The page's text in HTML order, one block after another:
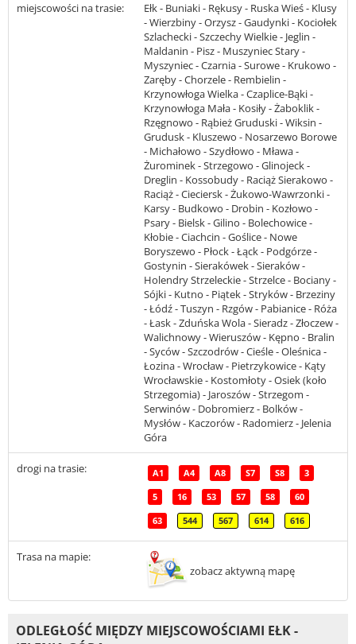
miejscowości na trasie:
Ełk - Buniaki - Rękusy - Ruska Wieś - Klusy
- Wierzbiny - Orzysz - Gaudynki - Kociołek
Szlachecki - Szczechy Wielkie - Jeglin -
Maldanin - Pisz - Muszyniec Stary -
Myszyniec - Czarnia - Surowe - Krukowo -
Zaręby - Chorzele - Rembielin -
Krzynowłoga Wielka - Czaplice-Bąki -
Krzynowłoga Mała - Kosiły - Żaboklik -
Rzęgnowo - Rąbież Gruduski - Wiksin -
Grudusk - Kluszewo - Nosarzewo Borowe
- Michałowo - Szydłowo - Mława -
Żurominek - Strzegowo - Glinojeck -
Dreglin - Kossobudy - Raciąż Sierakowo -
Raciąż - Cieciersk - Żukowo-Wawrzonki -
Karsy - Budkowo - Drobin - Kozłowo -
Psary - Bielsk - Gilino - Bolechowice -
Kłobie - Ciachcin - Goślice - Nowe
Boryszewo - Płock - Łąck - Podgórze -
Gostynin - Sierakówek - Sieraków -
Holendry Strzeleckie - Strzelce - Bociany -
Sójki - Kutno - Piątek - Stryków - Brzeziny
- Łódź - Tuszyn - Rzgów - Pabianice - Róża
- Łask - Zduńska Wola - Sieradz - Złoczew -
Walichnowy - Wieruszów - Kępno - Bralin
- Syców - Szczodrów - Cieśle - Oleśnica -
Łozina - Wrocław - Pietrzykowice - Kąty
Wrocławskie - Kostomłoty - Osiek (koło
Strzegomia) - Jaroszów - Strzegom -
Serwinów - Dobromierz - Bolków -
Mysłów - Kaczorów - Radomierz - Jelenia
Góra
drogi na trasie: A1 A4 A8 S7 S8 3
5 16 53 57 58 60
63 544 567 614 616
Trasa na mapie:
zobacz aktywną mapę
ODLEGŁOŚĆ MIĘDZY MIEJSCOWOŚCIAMI EŁK -